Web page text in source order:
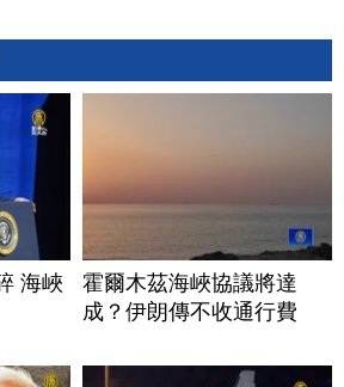
海峽
霍爾木茲海峽協議將達
成？伊朗傳不收通行費